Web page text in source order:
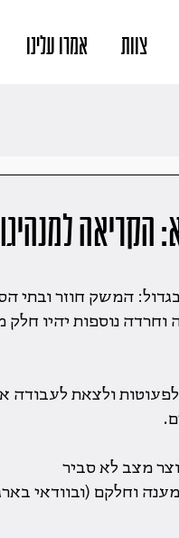
צוות אמרו עלינו
הקריאה
וחרדה נוספות יהיו
ולצאת לעבודה
מצב לא סביר
וחלקם (ובוודאי